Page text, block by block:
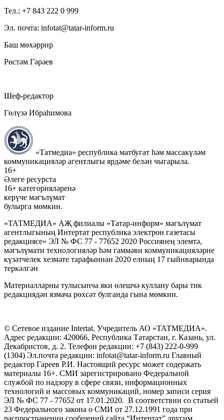
Тел.: +7 843 222 0 999
Эл. почта: infotat@tatar-inform.ru
Баш мөхәррир
Рөстәм Гәрәев
Шеф-редактор
Гөлүзә Ибраһимова
«Татмедиа» республика матбугат һәм массакүләм
коммуникацияләр агентлыгы ярдәме белән чыгарыла.
16+
Әлеге ресурста
16+ категорияләренә
керүче мәгълүмат
булырга мөмкин.
«ТАТМЕДИА» АҖ филиалы «Татар-информ» мәгълүмат
агентлыгының Интертат республика электрон газетасы
редакциясе» ЭЛ № ФС 77 - 77652 2020 Россиянең элемтә,
мәгълүмати технологияләр һәм гаммәви коммуникацияләрне
күзәтчелек хезмәте тарафыннан 2020 елның 17 гыйнварында
теркәлгән
Материалларны тулысынча яки өлешчә куллану бары тик
редакциядән язмача рөхсәт булганда гына мөмкин.
© Сетевое издание Intertat. Учредитель АО «ТАТМЕДИА».
Адрес редакции: 420066, Республика Татарстан, г. Казань, ул.
Декабристов, д. 2. Телефон редакции: +7 (843) 222-0-999
(1304) Эл.почта редакции: infotat@tatar-inform.ru Главный
редактор Гареев Р.И. Настоящий ресурс может содержать
материалы 16+. СМИ зарегистрировано Федеральной
службой по надзору в сфере связи, информационных
технологий и массовых коммуникаций, номер записи серия
ЭЛ № ФС 77 - 77652 от 17.01.2020. В соответствии со статьей
23 Федерального закона о СМИ от 27.12.1991 года при
распространении сообщений сайта “Интертат” другим